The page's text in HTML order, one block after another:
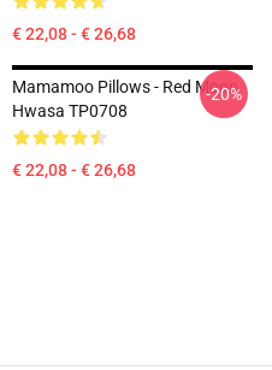
€ 22,08 - € 26,68
Mamamoo Pillows - Red Moon
Hwasa TP0708
€ 22,08 - € 26,68
-20%